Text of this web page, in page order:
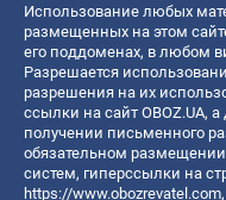
Использование любых
размещенных на этом
его поддоменах, в любом
Разрешается
разрешения на их
ссылки на сайт OBOZ.UA,
получении письменного
обязательном
систем, гиперссылки на
https://www.obozrevatel.com